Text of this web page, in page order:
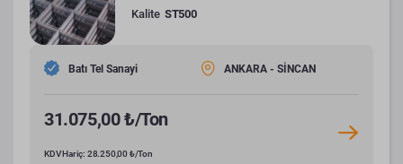
Kalite ST500
Batı Tel Sanayi ANKARA - SİNCAN
31.075,00 ₺/Ton
KDV Hariç: 28.250,00 ₺/Ton